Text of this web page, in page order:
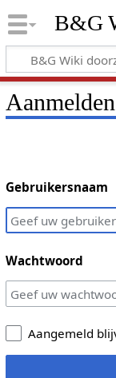
B&G
Aanmelden
Gebruikersnaam
Wachtwoord
Aangemeld